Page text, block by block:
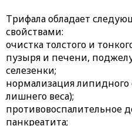
Трифала обладает
свойствами:
очистка толстого и
пузыря и печени,
селезенки;
нормализация липидного
лишнего веса);
противовоспалительное
панкреатита;